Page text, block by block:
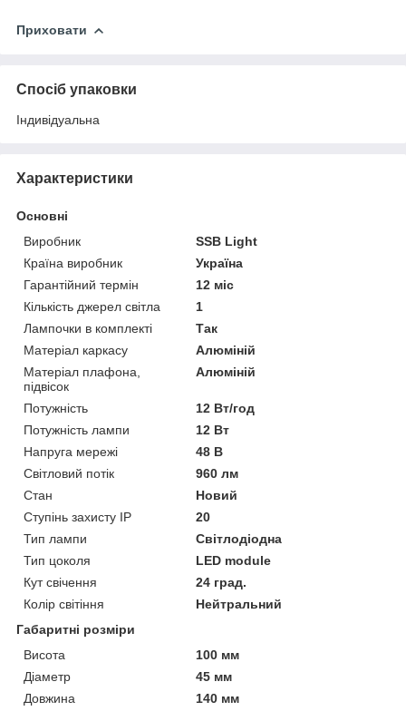
Приховати
Спосіб упаковки
Індивідуальна
Характеристики
Основні
Виробник
SSB Light
Країна виробник
Україна
Гарантійний термін
12 міс
Кількість джерел світла
1
Лампочки в комплекті
Так
Матеріал каркасу
Алюміній
Матеріал плафона,
підвісок
Алюміній
Потужність
12 Вт/год
Потужність лампи
12 Вт
Напруга мережі
48 В
Світловий потік
960 лм
Стан
Новий
Ступінь захисту IP
20
Тип лампи
Світлодіодна
Тип цоколя
LED module
Кут свічення
24 град.
Колір світіння
Нейтральний
Габаритні розміри
Висота
100 мм
Діаметр
45 мм
Довжина
140 мм